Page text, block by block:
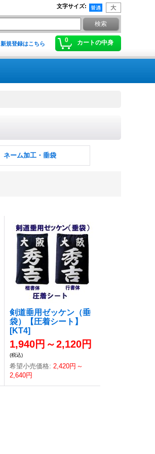
文字サイズ:
0 カートの中身
新規登録はこちら
ネーム加工・垂袋
剣道垂用ゼッケン（垂
袋）【圧着シート】
[KT4]
1,940円 ～2,120円
(税込)
希望小売価格: 2,420円 ～
2,640円